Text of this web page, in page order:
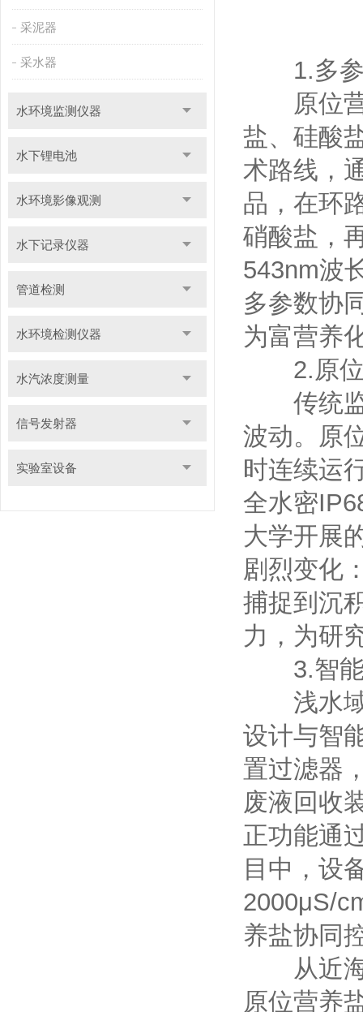
采泥器
采水器
水环境监测仪器
水下锂电池
水环境影像观测
水下记录仪器
管道检测
水环境检测仪器
水汽浓度测量
信号发射器
实验室设备
1.多参
原位营
盐、硅酸
术路线，
品，在环
硝酸盐，
543nm波
多参数协
为富营养
2.原位
传统监
波动。原
时连续运
全水密
大学开展
剧烈变化
捕捉到沉
力，为研
3.智能
浅水域
设计与智
置过滤器
废液回收
正功能通
目中，设
2000μS/
养盐协同
从近海
原位营养